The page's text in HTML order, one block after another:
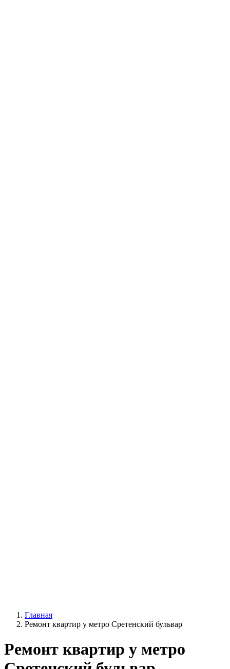
Главная
Ремонт квартир у метро Сретенский бульвар
Ремонт квартир у метро